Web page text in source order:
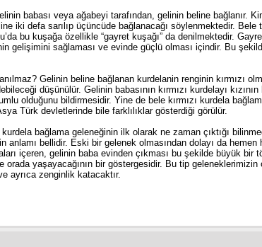
babası veya ağabeyi tarafından, gelinin beline bağlanır.
iki defa sarılıp üçüncüde bağlanacağı söylenmektedir. Bele
bu kuşağa özellikle “gayret kuşağı” da denilmektedir.
gelişimini sağlaması ve evinde güçlü olması içindir. Bu
Gelinin beline bağlanan kurdelanin renginin kırmızı
düşünülür. Gelinin babasının kırmızı kurdelayı
olduğunu bildirmesidir. Yine de bele kırmızı kurdela
Türk devletlerinde bile farklılıklar gösterdiği görülür.
bağlama geleneğinin ilk olarak ne zaman çıktığı
bellidir. Eski bir gelenek olmasından dolayı da hemen
içeren, gelinin baba evinden çıkması bu şekilde büyük bir
orada yaşayacağının bir göstergesidir. Bu tip
ayrıca zenginlik katacaktır.